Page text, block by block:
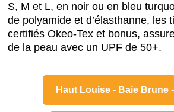
S, M et L, en noir ou en bleu
de polyamide et d’élasthanne, les
certifiés Okeo-Tex et bonus,
de la peau avec un UPF de 50+.
Haut Louise - Baie Brune